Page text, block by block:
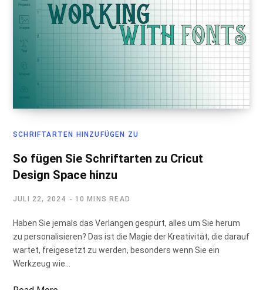
SCHRIFTARTEN HINZUFÜGEN ZU
So fügen Sie Schriftarten zu Cricut
Design Space hinzu
JULI 22, 2024 10 MINS READ
Haben Sie jemals das Verlangen gespürt, alles um Sie herum
zu personalisieren? Das ist die Magie der Kreativität, die darauf
wartet, freigesetzt zu werden, besonders wenn Sie ein
Werkzeug wie…